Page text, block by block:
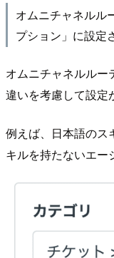
オムニチャネルル
プション」に設定
オムニチャネルル
違いを考慮して設定
例えば、日本語のス
キルを持たないエー